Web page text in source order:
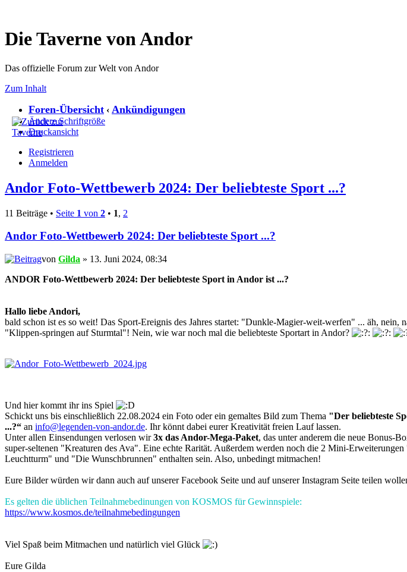
Die Taverne von Andor
Das offizielle Forum zur Welt von Andor
Zum Inhalt
Foren-Übersicht ‹ Ankündigungen
Ändere Schriftgröße
Druckansicht
Registrieren
Anmelden
Andor Foto-Wettbewerb 2024: Der beliebteste Sport ...?
11 Beiträge • Seite 1 von 2 • 1, 2
Andor Foto-Wettbewerb 2024: Der beliebteste Sport ...?
von Gilda » 13. Juni 2024, 08:34
ANDOR Foto-Wettbewerb 2024: Der beliebteste Sport in Andor ist ...?
Hallo liebe Andori,
bald schon ist es so weit! Das Sport-Ereignis des Jahres startet: "Dunkle-Magier-weit-werfen" ... äh, nein,
"Klippen-springen auf Sturmtal"! Nein, wie war noch mal die beliebteste Sportart in Andor?
Und hier kommt ihr ins Spiel
Schickt uns bis einschließlich 22.08.2024 ein Foto oder ein gemaltes Bild zum Thema "Der beliebteste
...?“ an info@legenden-von-andor.de. Ihr könnt dabei eurer Kreativität freien Lauf lassen.
Unter allen Einsendungen verlosen wir3x das Andor-Mega-Paket, das unter anderem die neue Bonus-
super-seltenen "Kreaturen des Ava". Eine echte Rarität. Außerdem werden noch die 2 Mini-Erweiterungen
Leuchtturm" und "Die Wunschbrunnen" enthalten sein. Also, unbedingt mitmachen!
Eure Bilder würden wir dann auch auf unserer Facebook Seite und auf unserer Instagram Seite teilen
Es gelten die üblichen Teilnahmebedinungen von KOSMOS für Gewinnspiele:
https://www.kosmos.de/teilnahmebedingungen
Viel Spaß beim Mitmachen und natürlich viel Glück
Eure Gilda